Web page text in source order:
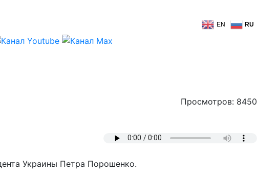
EN RU
Просмотров: 8450
Украины Петра Порошенко.